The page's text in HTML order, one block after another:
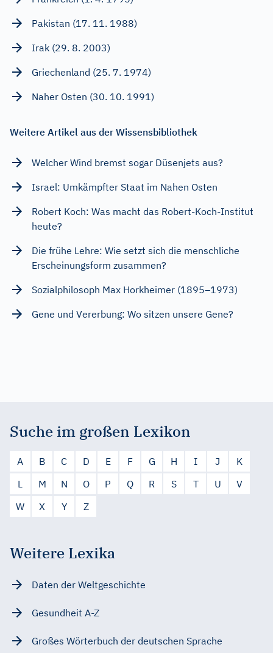
Pakistan (17. 11. 1988)
Irak (29. 8. 2003)
Griechenland (25. 7. 1974)
Naher Osten (30. 10. 1991)
Weitere Artikel aus der Wissensbibliothek
Welcher Wind bremst sogar Düsenjets aus?
Israel: Umkämpfter Staat im Nahen Osten
Robert Koch: Was macht das Robert-Koch-Institut
heute?
Die frühe Lehre: Wie setzt sich die menschliche
Erscheinungsform zusammen?
Sozialphilosoph Max Horkheimer (1895–1973)
Gene und Vererbung: Wo sitzen unsere Gene?
Suche im großen Lexikon
A B C D E F G H I J
K
L
M N O P Q R S T U
V
W
X Y Z
Weitere Lexika
Daten der Weltgeschichte
Gesundheit A-Z
Großes Wörterbuch der deutschen Sprache